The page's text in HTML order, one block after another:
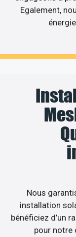
Egalement,
Nous
installation
bénéficiez d’un
pour notre